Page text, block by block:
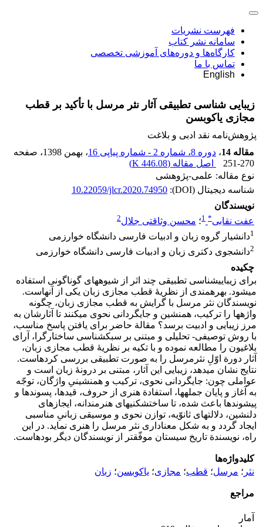
فهرست نشریات
سامانه نشر کتاب
کارگاه‌ها و دوره‌های آموزشی تخصصی
تماس با ما
English
زیبایی شناسی تطبیقی آثار نثر مرسل با تأکید بر قطب
مجازی یاکوبسن
پژوهش‌نامه نقد ادبی و بلاغت
مقاله 14
، دوره 8، شماره 2 - شماره پیاپی 16 ، بهمن 1398
، صفحه
251-270
اصل مقاله (446.08 K
)
نوع مقاله: علمی-پژوهشی
شناسه دیجیتال (DOI):
10.22059/jlcr.2020.74950
نویسندگان
عفت نقابی*
1؛ محسن وثاقتی جلال2
1دانشیار گروه زبان و ادبیات فارسی دانشگاه خوارزمی
2دانشجوی دکتری زبان و ادبیات فارسی دانشگاه خوارزمی
چکیده
برای زیبایی­شناسی تطبیقی چند اثر از شیوه­های گوناگونی استفاده
می­شود. بهره­مندی از نظریۀ قطب مجازی زبان یکی از آنهاست.
نویسندگان نثر مرسل با گرایش به قطب مجازی زبان، چگونه
واژه­ها را ترکیب، هم­نشین و جای­گردانی نحوی می­کنند تا آثارشان به
مرز زیبایی و ادبیت برسد؟ مقالة حاضر برای یافتن پاسخ مناسب،
با روش توصیفی- تحلیلی و مبتنی بر سبک­شناسی ساختارگرا، آرای
بلاغیون را مطالعه نموده و با تکیه بر نظریۀ قطب مجازی زبان،
آثار دورة اوّلِ نثرمرسل را به صورت تطبیقی بررسی کرده­است.
نتایج نشان می­دهد، زیبایی این آثار، مبتنی بر درونۀ زبان است و
عواملی چون: جای­گردانی نحوی، ترکیب و هم­نشینیِ واژگان، توجّه
به آغاز و پایان جمله­ها، استفادة هنری از حروف، قیدها، پسوندها و
پیشوندها باعث شده، تا ساخت­شکنی­های هنرمندانه، ایجازهای
دلنشین، دلالت­های ثانوّیه، توازن نحوی و موسیقی زبانیِ مناسبی
ایجاد گردد و به شکل معناداری نثر مرسل را هنری نماید. در این
راه، نویسندة تاریخ سیستان موفّق­تر از نویسندگان دیگر بوده­است.
کلیدواژه‌ها
نثر ؛ مرسل؛ قطب؛ مجازی؛ یاکوبسن؛ زبان
مراجع
آمار